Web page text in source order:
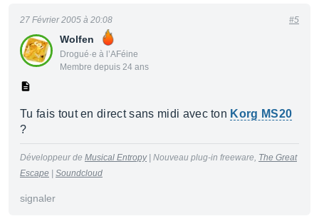
Wolfen
Drogué·e à l’AFéine
Membre depuis 24 ans
27 Février 2005 à 20:08 #5
Tu fais tout en direct sans midi avec ton Korg MS20
?
Développeur de Musical Entropy| Nouveau plug-in freeware, The Great
Escape
Soundcloud
signaler